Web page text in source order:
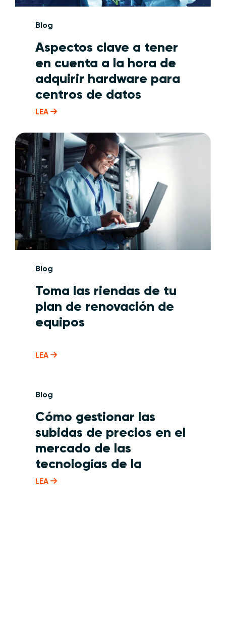
Blog
Aspectos clave a tener
en cuenta a la hora de
adquirir hardware para
centros de datos
LEA
Blog
Toma las riendas de tu
plan de renovación de
equipos
LEA
Blog
Cómo gestionar las
subidas de precios en el
mercado de las
tecnologías de la
información
LEA